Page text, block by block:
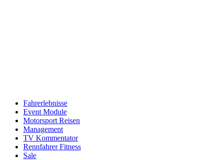
Fahrerlebnisse
Event Module
Motorsport Reisen
Management
TV Kommentator
Rennfahrer Fitness
Sale